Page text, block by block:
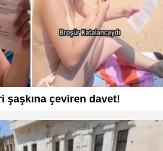
şaşkına çeviren davet!